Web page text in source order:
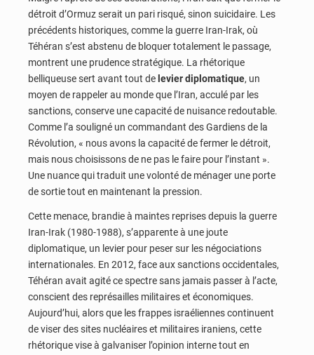
détroit d’Ormuz serait un pari risqué, sinon suicidaire. Les
précédents historiques, comme la guerre Iran-Irak, où
Téhéran s’est abstenu de bloquer totalement le passage,
montrent une prudence stratégique. La rhétorique
belliqueuse sert avant tout de levier diplomatique, un
moyen de rappeler au monde que l’Iran, acculé par les
sanctions, conserve une capacité de nuisance redoutable.
Comme l’a souligné un commandant des Gardiens de la
Révolution, « nous avons la capacité de fermer le détroit,
mais nous choisissons de ne pas le faire pour l’instant ».
Une nuance qui traduit une volonté de ménager une porte
de sortie tout en maintenant la pression.
Cette menace, brandie à maintes reprises depuis la guerre
Iran-Irak (1980-1988), s’apparente à une joute
diplomatique, un levier pour peser sur les négociations
internationales. En 2012, face aux sanctions occidentales,
Téhéran avait agité ce spectre sans jamais passer à l’acte,
conscient des représailles militaires et économiques.
Aujourd’hui, alors que les frappes israéliennes continuent
de viser des sites nucléaires et militaires iraniens, cette
rhétorique vise à galvaniser l’opinion interne tout en